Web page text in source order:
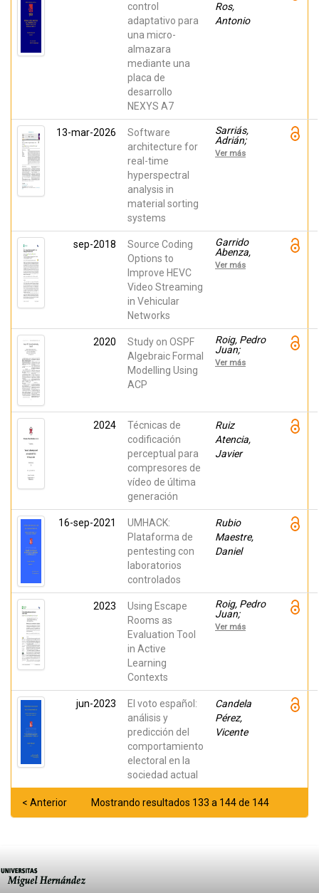
control
adaptativo para
una micro-
almazara
mediante una
placa de
desarrollo
NEXYS A7
Ros,
Antonio
13-mar-2026
Software
architecture for
real-time
hyperspectral
analysis in
material sorting
systems
Sarriás,
Adrián;
Martínez-
Rach,
Ver más
sep-2018
Source Coding
Options to
Improve HEVC
Video Streaming
in Vehicular
Networks
Garrido
Abenza,
Pedro
Pablo;
López
Granado,
Otoniel
Mario
Ver más
2020
Study on OSPF
Algebraic Formal
Modelling Using
ACP
Roig, Pedro
Juan;
Alcaraz,
Salvador;
Ver más
2024
Técnicas de
codificación
perceptual para
compresores de
vídeo de última
generación
Ruiz
Atencia,
Javier
16-sep-2021
UMHACK:
Plataforma de
pentesting con
laboratorios
controlados
Rubio
Maestre,
Daniel
2023
Using Escape
Rooms as
Evaluation Tool
in Active
Learning
Contexts
Roig, Pedro
Juan;
Alcaraz,
Salvador;
Ver más
jun-2023
El voto español:
análisis y
predicción del
comportamiento
electoral en la
sociedad actual
Candela
Pérez,
Vicente
Mostrando resultados 133 a 144 de 144
< Anterior